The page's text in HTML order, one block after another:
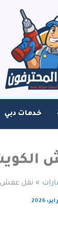
خدمات دبي
نقل عفش